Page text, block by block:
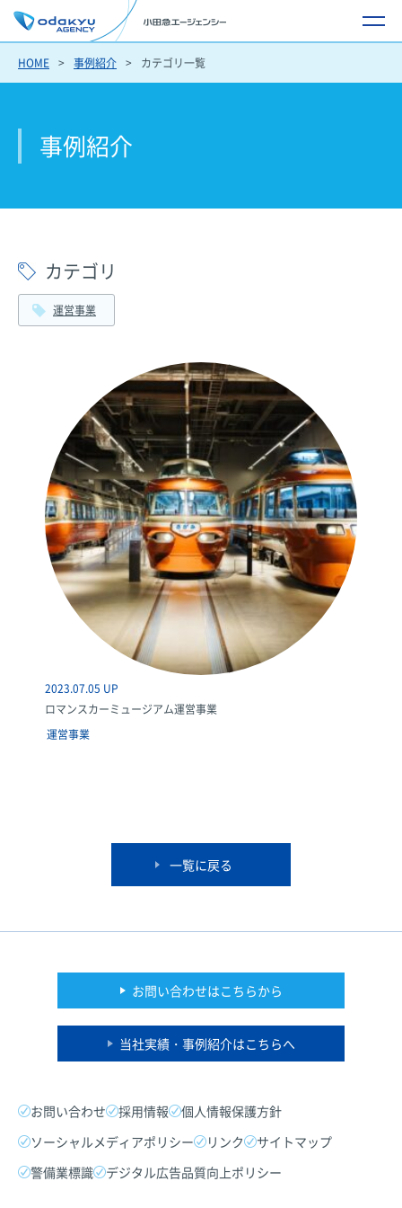
HOME 事例紹介 カテゴリ一覧
事例紹介
カテゴリ
運営事業
2023.07.05 UP
ロマンスカーミュージアム運営事業
運営事業
一覧に戻る
お問い合わせはこちらから
当社実績・事例紹介はこちらへ
お問い合わせ 採用情報
個人情報保護方針
ソーシャルメディアポリシー
リンク
サイトマップ
警備業標識
デジタル広告品質向上ポリシー